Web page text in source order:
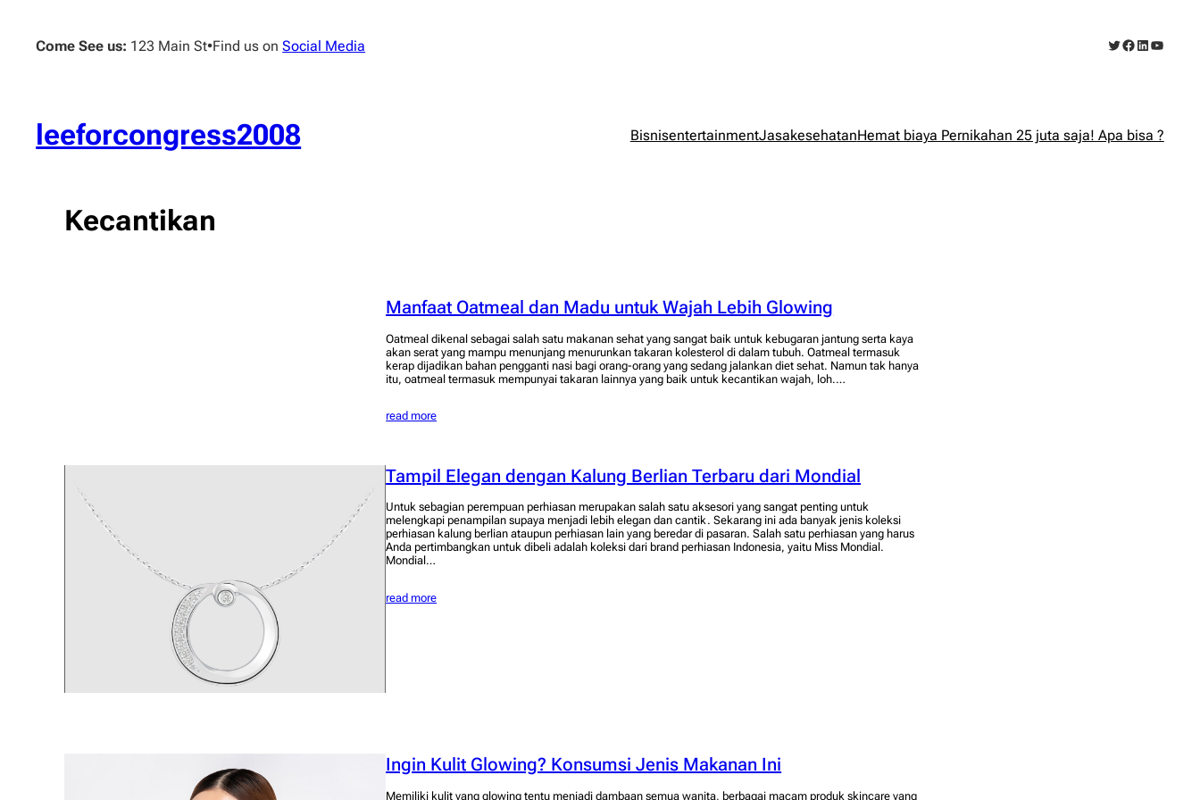
contentCome See us: 123 Main St•Find us onSocial Media Twitter
Facebook
LinkedIn
leeforcongress2008 BisnisentertainmentJasakesehatanHemat biaya Pernikahan 25 juta saja! Apa bisa ?
Kecantikan
Manfaat Oatmeal dan Madu untuk Wajah Lebih Glowing
Oatmeal dikenal sebagai salah satu makanan sehat yang sangat baik untuk kebugaran jantung serta kaya
akan serat yang mampu menunjang menurunkan takaran kolesterol di dalam tubuh. Oatmeal termasuk
kerap dijadikan bahan pengganti nasi bagi orang-orang yang sedang jalankan diet sehat. Namun tak hanya
itu, oatmeal termasuk mempunyai takaran lainnya yang baik untuk kecantikan wajah, loh.…
read more
Tampil Elegan dengan Kalung Berlian Terbaru dari Mondial
Untuk sebagian perempuan perhiasan merupakan salah satu aksesori yang sangat penting untuk
melengkapi penampilan supaya menjadi lebih elegan dan cantik. Sekarang ini ada banyak jenis koleksi
perhiasan kalung berlian ataupun perhiasan lain yang beredar di pasaran. Salah satu perhiasan yang harus
Anda pertimbangkan untuk dibeli adalah koleksi dari brand perhiasan Indonesia, yaitu Miss Mondial.
Mondial…
read more
Ingin Kulit Glowing? Konsumsi Jenis Makanan Ini
Memiliki kulit yang glowing tentu menjadi dambaan semua wanita, berbagai macam produk skincare yang